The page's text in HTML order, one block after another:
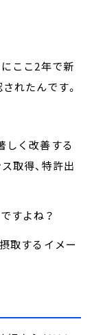
ここ2年で新
れたんです。
く改善する
取得、特許出
すよね？
取するイメー